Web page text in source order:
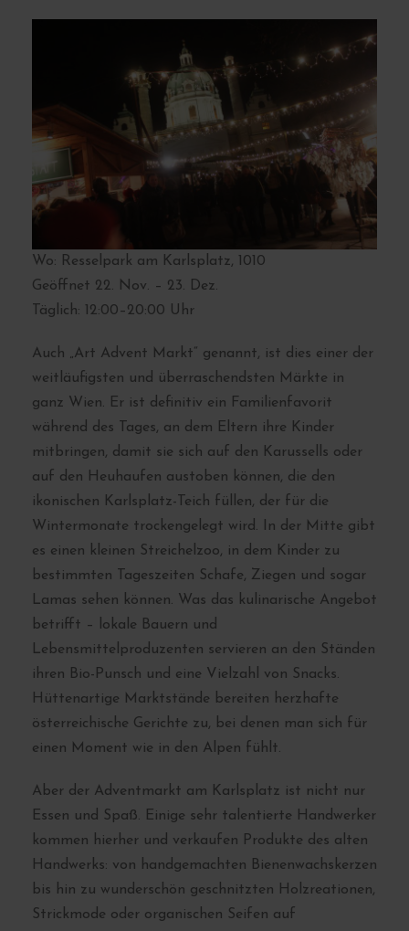
Wo: Resselpark am Karlsplatz, 1010
Geöffnet 22. Nov. – 23. Dez.
Täglich: 12:00–20:00 Uhr
Auch „Art Advent Markt“ genannt, ist dies einer der
weitläufigsten und überraschendsten Märkte in
ganz Wien. Er ist definitiv ein Familienfavorit
während des Tages, an dem Eltern ihre Kinder
mitbringen, damit sie sich auf den Karussells oder
auf den Heuhaufen austoben können, die den
ikonischen Karlsplatz-Teich füllen, der für die
Wintermonate trockengelegt wird. In der Mitte gibt
es einen kleinen Streichelzoo, in dem Kinder zu
bestimmten Tageszeiten Schafe, Ziegen und sogar
Lamas sehen können. Was das kulinarische Angebot
betrifft – lokale Bauern und
Lebensmittelproduzenten servieren an den Ständen
ihren Bio-Punsch und eine Vielzahl von Snacks.
Hüttenartige Marktstände bereiten herzhafte
österreichische Gerichte zu, bei denen man sich für
einen Moment wie in den Alpen fühlt.
Aber der Adventmarkt am Karlsplatz ist nicht nur
Essen und Spaß. Einige sehr talentierte Handwerker
kommen hierher und verkaufen Produkte des alten
Handwerks: von handgemachten Bienenwachskerzen
bis hin zu wunderschön geschnitzten Holzreationen,
Strickmode oder organischen Seifen auf